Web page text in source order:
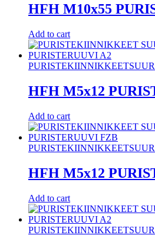
HFH M10x55
Add to cart
PURISTEKIINNIKKEET
HFH M5x12
Add to cart
PURISTEKIINNIKKEET
HFH M5x12
Add to cart
PURISTEKIINNIKKEET